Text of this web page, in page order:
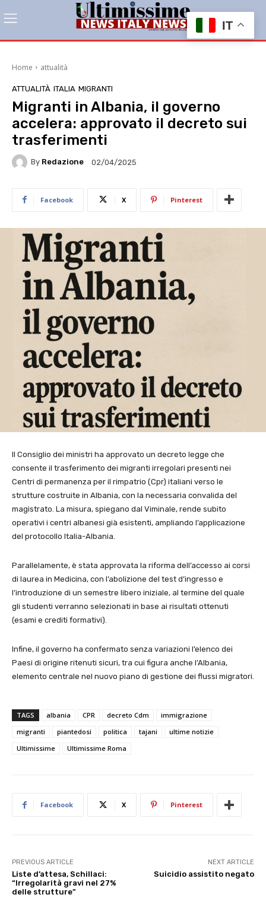
Home attualità
ATTUALITÀ ITALIA MIGRANTI
Migranti in Albania, il governo
accelera: approvato il decreto sui
trasferimenti
By Redazione 02/04/2025
Facebook X Pinterest
Il Consiglio dei ministri ha approvato un decreto legge che
consente il trasferimento dei migranti irregolari presenti nei
Centri di permanenza per il rimpatrio (Cpr) italiani verso le
strutture costruite in Albania, con la necessaria convalida del
magistrato. La misura, spiegano dal Viminale, rende subito
operativi i centri albanesi già esistenti, ampliando l’applicazione
del protocollo Italia-Albania.
Parallelamente, è stata approvata la riforma dell’accesso ai corsi
di laurea in Medicina, con l’abolizione del test d’ingresso e
l’introduzione di un semestre libero iniziale, al termine del quale
gli studenti verranno selezionati in base ai risultati ottenuti
(esami e crediti formativi).
Infine, il governo ha confermato senza variazioni l’elenco dei
Paesi di origine ritenuti sicuri, tra cui figura anche l’Albania,
elemento centrale nel nuovo piano di gestione dei flussi migratori.
TAGS albania CPR decreto Cdm
immigrazione
migranti
piantedosi politica tajani
ultime notizie
Ultimissime
Ultimissime Roma
Facebook X Pinterest
PREVIOUS ARTICLE
Liste d’attesa, Schillaci:
“Irregolarità gravi nel 27%
delle strutture”
NEXT ARTICLE
Suicidio assistito negato
IT